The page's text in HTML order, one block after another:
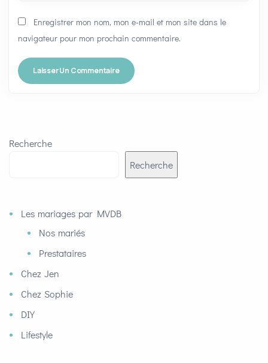
Enregistrer mon nom, mon e-mail et mon site dans le
navigateur pour mon prochain commentaire.
Recherche
Recherche
Les mariages par MVDB
Nos mariés
Prestataires
Chez Jen
Chez Sophie
DIY
Lifestyle